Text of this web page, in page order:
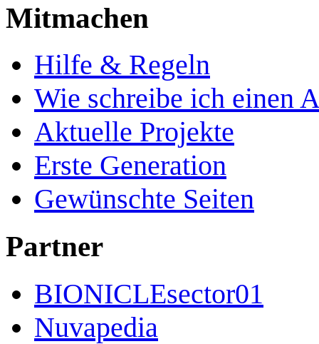
Mitmachen
Hilfe & Regeln
Wie schreibe ich einen
Aktuelle Projekte
Erste Generation
Gewünschte Seiten
Partner
BIONICLEsector01
Nuvapedia